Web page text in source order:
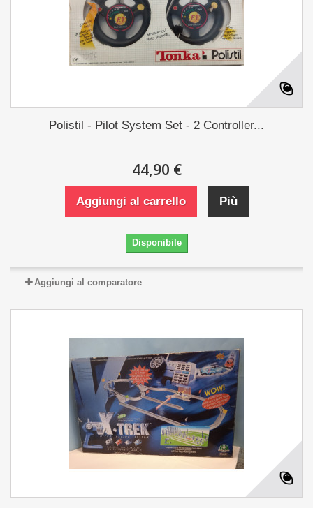
Polistil - Pilot System Set - 2 Controller...
44,90 €
Aggiungi al carrello Più
Disponibile
Aggiungi al comparatore